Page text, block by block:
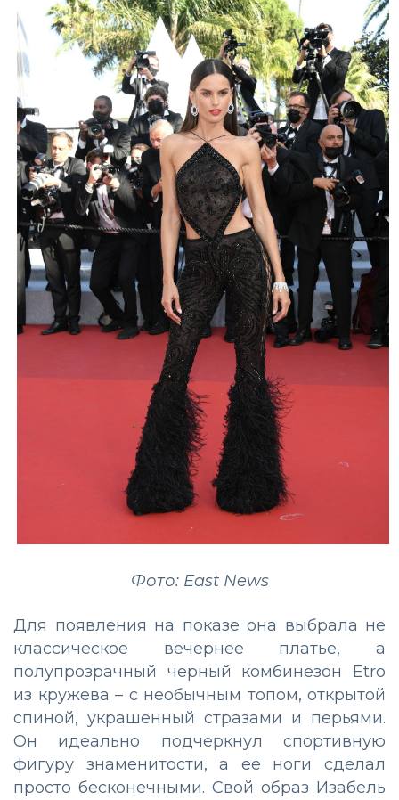
Фото: East News
Для появления на показе она выбрала не
классическое вечернее платье, а
полупрозрачный черный комбинезон Etro
из кружева – с необычным топом, открытой
спиной, украшенный стразами и перьями.
Он идеально подчеркнул спортивную
фигуру знаменитости, а ее ноги сделал
просто бесконечными. Свой образ Изабель